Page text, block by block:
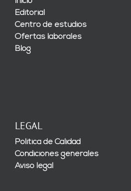
Editorial
Centro de estudios
Ofertas laborales
Blog
LEGAL
Política de Calidad
Condiciones generales
Aviso legal